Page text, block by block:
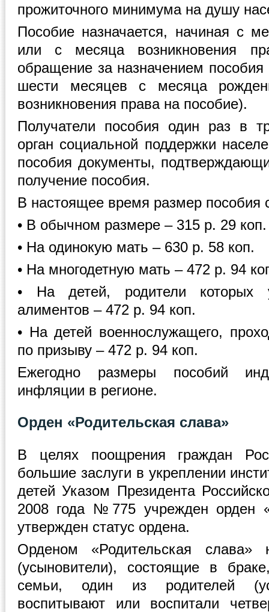
прожиточного минимума на душу
Пособие назначается, начиная с
или с месяца возникновения
обращение за назначением
шести месяцев с месяца
возникновения права на пособие).
Получатели пособия один раз в
орган социальной поддержки
пособия документы,
получение пособия.
В настоящее время размер пособия
• В обычном размере – 315 р. 29 коп.
• На одинокую мать – 630 р. 58 коп.
• На многодетную мать – 472 р. 94
• На детей, родители которых
алиментов – 472 р. 94 коп.
• На детей военнослужащего,
по призыву – 472 р. 94 коп.
Ежегодно размеры пособий
инфляции в регионе.
Орден «Родительская слава»
В целях поощрения граждан
большие заслуги в укреплении
детей Указом Президента
2008 года №775 учрежден орден
утвержден статус ордена.
Орденом «Родительская слава»
(усыновители), состоящие в
семьи, один из родителей
воспитывают или воспитали